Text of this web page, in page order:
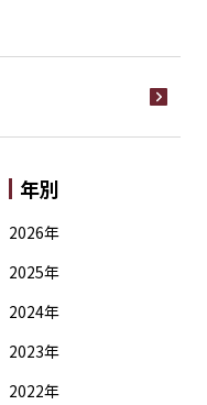
年別
2026年
2025年
2024年
2023年
2022年